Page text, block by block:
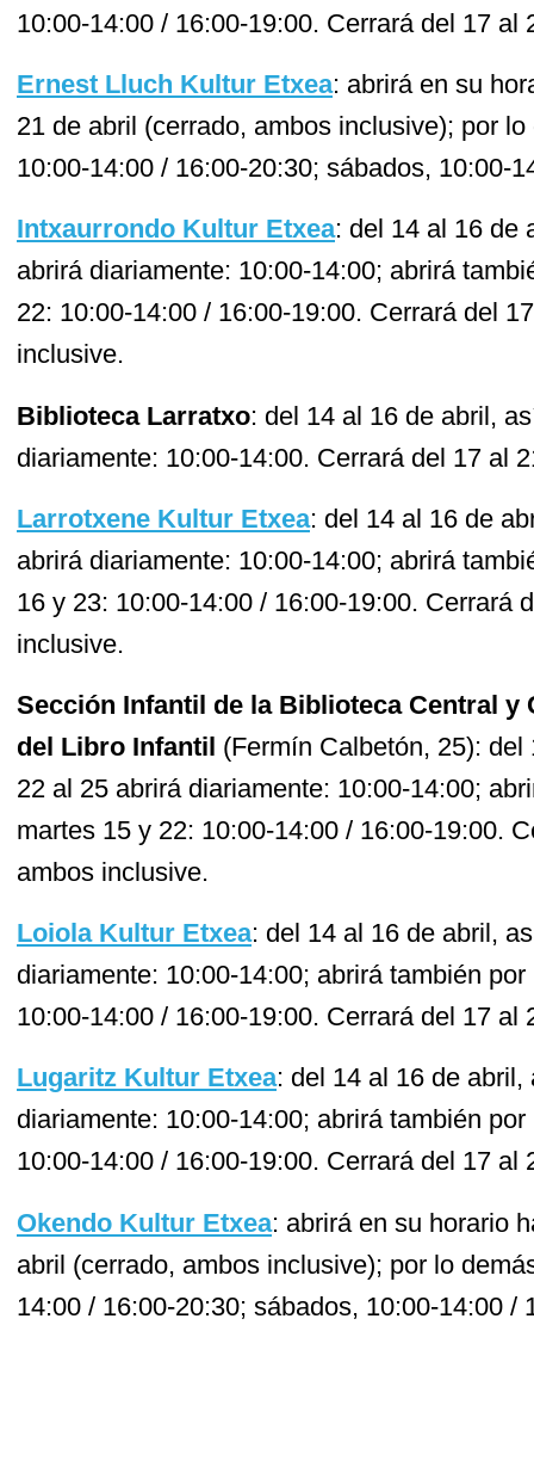
10:00-14:00 / 16:00-19:00. Cerrará del 17 al
Ernest Lluch Kultur Etxea: abrirá en su
21 de abril (cerrado, ambos inclusive); por
10:00-14:00 / 16:00-20:30; sábados, 10:00-
Intxaurrondo Kultur Etxea: del 14 al 16 de
abrirá diariamente: 10:00-14:00; abrirá
22: 10:00-14:00 / 16:00-19:00. Cerrará del
inclusive.
Biblioteca Larratxo: del 14 al 16 de abril,
diariamente: 10:00-14:00. Cerrará del 17 al
Larrotxene Kultur Etxea: del 14 al 16 de
abrirá diariamente: 10:00-14:00; abrirá
16 y 23: 10:00-14:00 / 16:00-19:00. Cerrará
inclusive.
Sección Infantil de la Biblioteca Central y
del Libro Infantil (Fermín Calbetón, 25):
22 al 25 abrirá diariamente: 10:00-14:00;
martes 15 y 22: 10:00-14:00 / 16:00-19:00.
ambos inclusive.
Loiola Kultur Etxea: del 14 al 16 de abril,
diariamente: 10:00-14:00; abrirá también
10:00-14:00 / 16:00-19:00. Cerrará del 17 al
Lugaritz Kultur Etxea: del 14 al 16 de
diariamente: 10:00-14:00; abrirá también
10:00-14:00 / 16:00-19:00. Cerrará del 17 al
Okendo Kultur Etxea: abrirá en su horario
abril (cerrado, ambos inclusive); por lo
14:00 / 16:00-20:30; sábados, 10:00-14:00 /